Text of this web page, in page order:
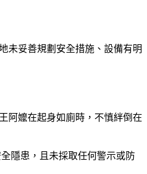
未妥善規劃安全措施、設備有明
阿嬤在起身如廁時，不慎絆倒在
隱患，且未採取任何警示或防